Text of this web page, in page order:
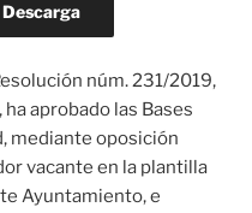
Descarga
núm. 231/2019,
aprobado las Bases
mediante oposición
vacante en la plantilla
Ayuntamiento, e